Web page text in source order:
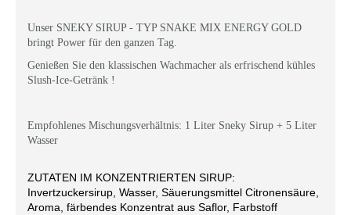
Unser SNEKY SIRUP - TYP SNAKE MIX ENERGY GOLD
bringt Power für den ganzen Tag.
Genießen Sie den klassischen Wachmacher als erfrischend kühles
Slush-Ice-Getränk !
Empfohlenes Mischungsverhältnis: 1 Liter Sneky Sirup + 5 Liter
Wasser
ZUTATEN IM KONZENTRIERTEN SIRUP:
Invertzuckersirup, Wasser, Säuerungsmittel Citronensäure,
Aroma, färbendes Konzentrat aus Saflor, Farbstoff